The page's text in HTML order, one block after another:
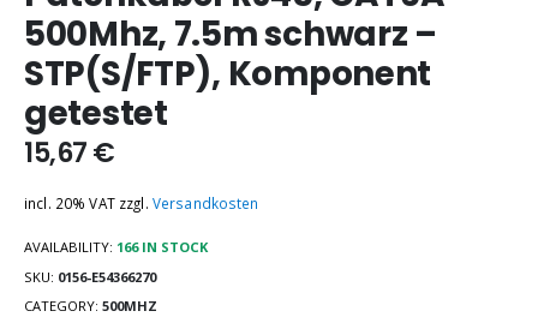
500Mhz, 7.5m schwarz –
STP(S/FTP), Komponent
getestet
15,67€
incl. 20% VAT zzgl. Versandkosten
AVAILABILITY: 166 IN STOCK
SKU: 0156-E54366270
CATEGORY: 500MHZ